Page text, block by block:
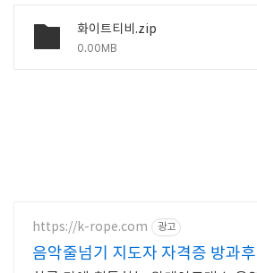
화이트티비.zip
0.00MB
https://k-rope.com 광고
음악줄넘기 지도자 자격증 방과